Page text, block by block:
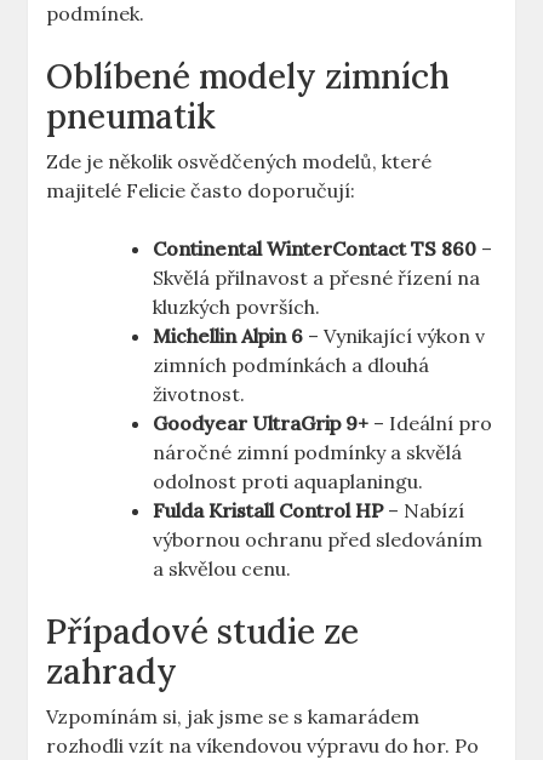
podmínek.
Oblíbené modely zimních
pneumatik
Zde je několik osvědčených modelů, které
majitelé Felicie často doporučují:
Continental WinterContact TS 860 –
Skvělá přilnavost a přesné řízení na
kluzkých površích.
Michellin Alpin 6 – Vynikající výkon v
zimních podmínkách a dlouhá
životnost.
Goodyear UltraGrip 9+ – Ideální pro
náročné zimní podmínky a skvělá
odolnost proti aquaplaningu.
Fulda Kristall Control HP– Nabízí
výbornou ochranu před sledováním
a skvělou cenu.
Případové studie ze
zahrady
Vzpomínám si, jak jsme se s kamarádem
rozhodli vzít na víkendovou výpravu do hor. Po